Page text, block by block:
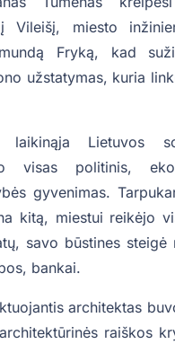
Vileišį, miesto
Fryką, kad
užstatymas, kuria
laikinąja Lietuvos
visas politinis,
gyvenimas.
kitą, miestui reikėjo
savo būstines steigė
bankai.
architektas
raiškos